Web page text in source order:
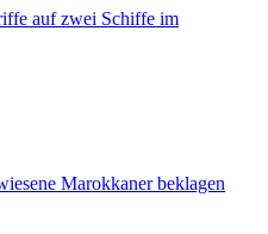
auf zwei Schiffe im
Marokkaner beklagen